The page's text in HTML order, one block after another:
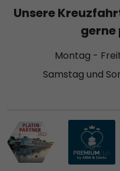
Unsere
gerne
Montag -
Samstag und